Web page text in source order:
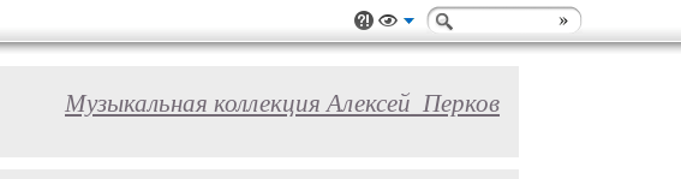
Музыкальная коллекция Алексей_Перков